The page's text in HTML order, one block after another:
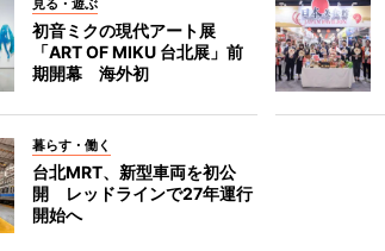
見る・遊ぶ
初音ミクの現代アート展
「ART OF MIKU 台北展」前
期開幕 海外初
暮らす・働く
台北MRT、新型車両を初公
開 レッドラインで27年運行
開始へ